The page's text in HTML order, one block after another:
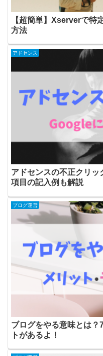
【超簡単】Xserverで特
方法
アドセンス
アドセンスの不正クリ
項目の記入例も解説
ブログ運営
ブログをやる意味とは？
トがあるよ！